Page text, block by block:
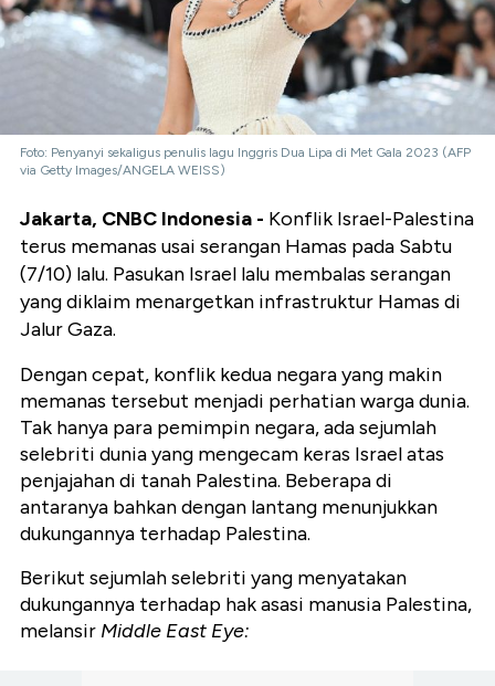
Foto: Penyanyi sekaligus penulis lagu Inggris Dua Lipa di Met Gala 2023 (AFP
via Getty Images/ANGELA WEISS)
Jakarta, CNBC Indonesia - Konflik Israel-Palestina
terus memanas usai serangan Hamas pada Sabtu
(7/10) lalu. Pasukan Israel lalu membalas serangan
yang diklaim menargetkan infrastruktur Hamas di
Jalur Gaza.
Dengan cepat, konflik kedua negara yang makin
memanas tersebut menjadi perhatian warga dunia.
Tak hanya para pemimpin negara, ada sejumlah
selebriti dunia yang mengecam keras Israel atas
penjajahan di tanah Palestina. Beberapa di
antaranya bahkan dengan lantang menunjukkan
dukungannya terhadap Palestina.
Berikut sejumlah selebriti yang menyatakan
dukungannya terhadap hak asasi manusia Palestina,
melansir Middle East Eye: